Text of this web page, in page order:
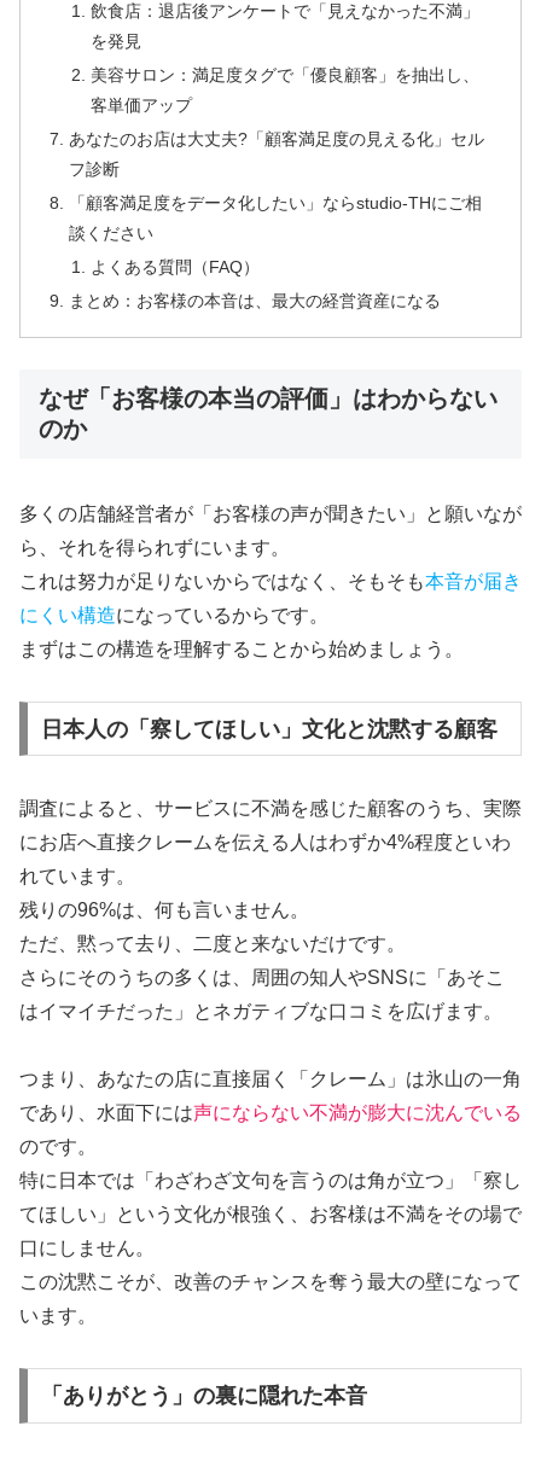
飲食店：退店後アンケートで「見えなかった不満」
を発見
美容サロン：満足度タグで「優良顧客」を抽出し、
客単価アップ
あなたのお店は大丈夫?「顧客満足度の見える化」セル
フ診断
「顧客満足度をデータ化したい」ならstudio-THにご相
談ください
よくある質問（FAQ）
まとめ：お客様の本音は、最大の経営資産になる
なぜ「お客様の本当の評価」はわからない
のか
多くの店舗経営者が「お客様の声が聞きたい」と願いなが
ら、それを得られずにいます。
これは努力が足りないからではなく、そもそも本音が届き
にくい構造になっているからです。
まずはこの構造を理解することから始めましょう。
日本人の「察してほしい」文化と沈黙する顧客
調査によると、サービスに不満を感じた顧客のうち、実際
にお店へ直接クレームを伝える人はわずか4%程度といわ
れています。
残りの96%は、何も言いません。
ただ、黙って去り、二度と来ないだけです。
さらにそのうちの多くは、周囲の知人やSNSに「あそこ
はイマイチだった」とネガティブな口コミを広げます。
つまり、あなたの店に直接届く「クレーム」は氷山の一角
であり、水面下には声にならない不満が膨大に沈んでいる
のです。
特に日本では「わざわざ文句を言うのは角が立つ」「察し
てほしい」という文化が根強く、お客様は不満をその場で
口にしません。
この沈黙こそが、改善のチャンスを奪う最大の壁になって
います。
「ありがとう」の裏に隠れた本音